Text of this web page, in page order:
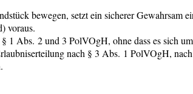
bewegen, setzt ein sicherer Gewahrsam
voraus.
1 Abs. 2 und 3 PolVOgH, ohne dass es sich
nach § 3 Abs. 1 PolVOgH,